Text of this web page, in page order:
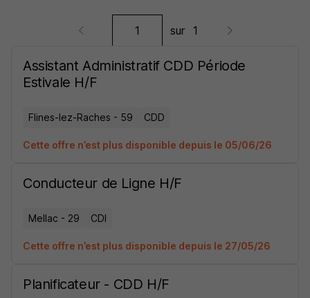
sur 1
Assistant Administratif CDD Période
Estivale H/F
Flines-lez-Raches - 59 CDD
Cette offre n’est plus disponible depuis le 05/06/26
Conducteur de Ligne H/F
Mellac - 29 CDI
Cette offre n’est plus disponible depuis le 27/05/26
Planificateur - CDD H/F